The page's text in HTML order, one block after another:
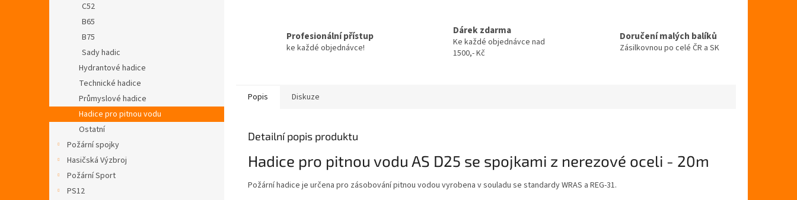
C52
B65
B75
Sady hadic
Hydrantové hadice
Technické hadice
Průmyslové hadice
Hadice pro pitnou vodu
Ostatní
Požární spojky
Hasičská Výzbroj
Požární Sport
PS12
Profesionální přístup
ke každé objednávce!
Dárek zdarma
Ke každé objednávce nad
1500,- Kč
Doručení malých balíků
Zásilkovnou po celé ČR a SK
Popis Diskuze
Detailní popis produktu
Hadice pro pitnou vodu AS D25 se spojkami z nerezové oceli - 20m
Požární hadice je určena pro zásobování pitnou vodou vyrobena v souladu se standardy WRAS a REG-31.